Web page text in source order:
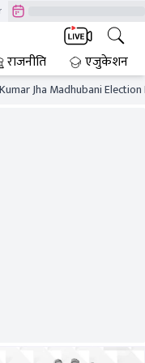
राजनीति एजुकेशन
Jha Madhubani Election